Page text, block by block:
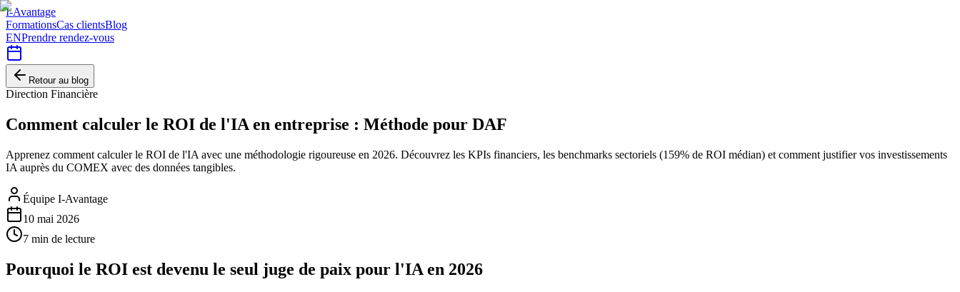
I-Avantage
FormationsCas clientsBlog
ENPrendre rendez-vous
Retour au blog
Direction Financière
Comment calculer le ROI de l'IA en entreprise : Méthode pour DAF
Apprenez comment calculer le ROI de l'IA avec une méthodologie rigoureuse en 2026. Découvrez les KPIs financiers, les benchmarks sectoriels (159% de ROI médian) et comment justifier vos investissements
IA auprès du COMEX avec des données tangibles.
Équipe I-Avantage
10 mai 2026
7 min de lecture
Pourquoi le ROI est devenu le seul juge de paix pour l'IA en 2026